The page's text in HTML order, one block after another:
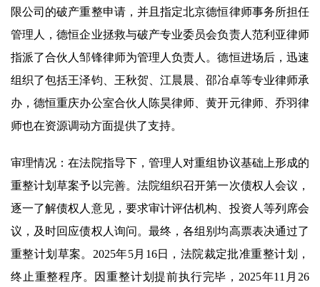
限公司的破产重整申请，并且指定北京德恒律师事务所担任
管理人，德恒企业拯救与破产专业委员会负责人范利亚律师
指派了合伙人邹锋律师为管理人负责人。德恒进场后，迅速
组织了包括王泽钧、王秋贺、江晨晨、邵冶卓等专业律师承
办，德恒重庆办公室合伙人陈昊律师、黄开元律师、乔羽律
师也在资源调动方面提供了支持。
审理情况：在法院指导下，管理人对重组协议基础上形成的
重整计划草案予以完善。法院组织召开第一次债权人会议，
逐一了解债权人意见，要求审计评估机构、投资人等列席会
议，及时回应债权人询问。最终，各组别均高票表决通过了
重整计划草案。2025年5月16日，法院裁定批准重整计划，
终止重整程序。因重整计划提前执行完毕，2025年11月26